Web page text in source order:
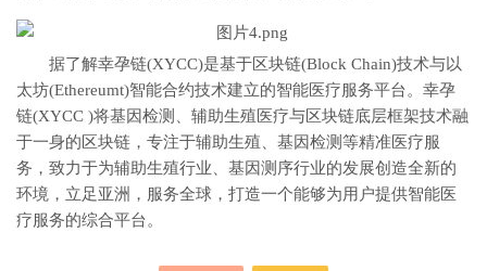
据了解幸孕链(XYCC)是基于区块链(Block Chain)技术与以
太坊(Ethereumt)智能合约技术建立的智能医疗服务平台。幸孕
链(XYCC )将基因检测、辅助生殖医疗与区块链底层框架技术融
于一身的区块链，专注于辅助生殖、基因检测等精准医疗服
务，致力于为辅助生殖行业、基因测序行业的发展创造全新的
环境，立足亚洲，服务全球，打造一个能够为用户提供智能医
疗服务的综合平台。